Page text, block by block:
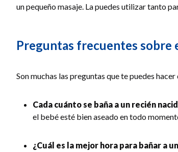
un pequeño masaje. La puedes utilizar tanto
Preguntas frecuentes sobre
Son muchas las preguntas que te puedes hacer
Cada cuánto se baña a un recién
el bebé esté bien aseado en todo
¿Cuál es la mejor hora para bañar a